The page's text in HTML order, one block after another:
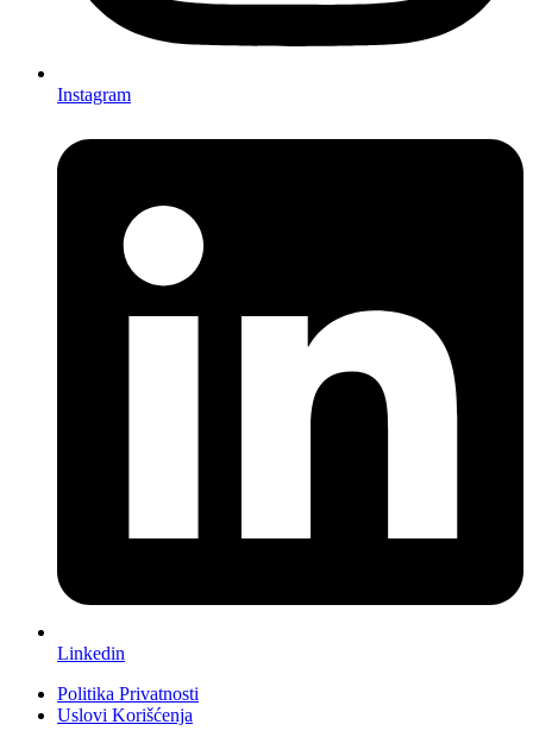
Instagram
Linkedin
Politika Privatnosti
Uslovi Korišćenja